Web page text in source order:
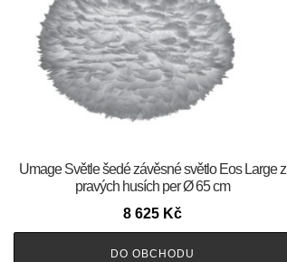
Umage Světle šedé závěsné světlo Eos Large z
pravých husích per Ø 65 cm
8 625 Kč
DO OBCHODU